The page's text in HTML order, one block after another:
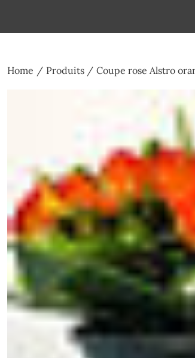
content
Espace Funéraire
Home Produits Coupe rose Alstro